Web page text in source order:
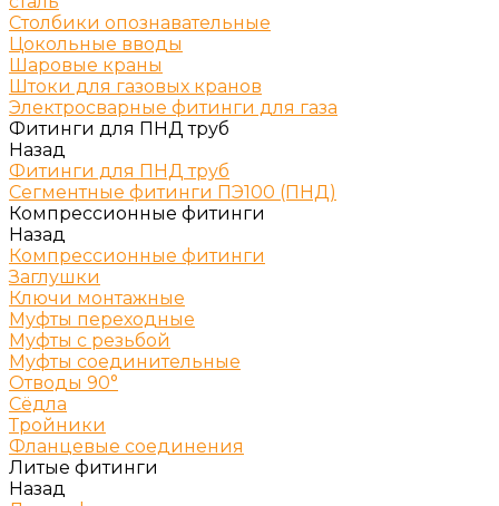
Столбики опознавательные
Цокольные вводы
Шаровые краны
Штоки для газовых кранов
Электросварные фитинги для газа
Фитинги для ПНД труб
Назад
Фитинги для ПНД труб
Сегментные фитинги ПЭ100 (ПНД)
Компрессионные фитинги
Назад
Компрессионные фитинги
Заглушки
Ключи монтажные
Муфты переходные
Муфты с резьбой
Муфты соединительные
Отводы 90°
Сёдла
Тройники
Фланцевые соединения
Литые фитинги
Назад